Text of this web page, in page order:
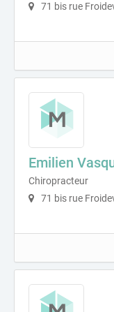
71 bis rue
Emilien
Chiropracteur
71 bis rue